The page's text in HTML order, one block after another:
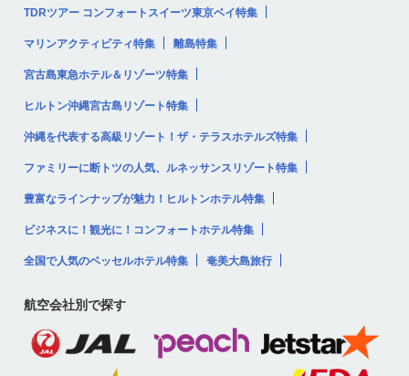
TDRツアー コンフォートスイーツ東京ベイ特集
マリンアクティビティ特集 離島特集
宮古島東急ホテル＆リゾーツ特集
ヒルトン沖縄宮古島リゾート特集
沖縄を代表する高級リゾート！ザ・テラスホテルズ特集
ファミリーに断トツの人気、ルネッサンスリゾート特集
豊富なラインナップが魅力！ヒルトンホテル特集
ビジネスに！観光に！コンフォートホテル特集
全国で人気のベッセルホテル特集 奄美大島旅行
航空会社別で探す